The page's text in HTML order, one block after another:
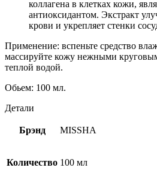
коллагена в клетках кожи,
антиоксидантом. Экстракт
крови и укрепляет стенки
Применение: вспеньте средство
массируйте кожу нежными
теплой водой.
Обьем: 100 мл.
Детали
Брэнд MISSHA
Количество 100 мл